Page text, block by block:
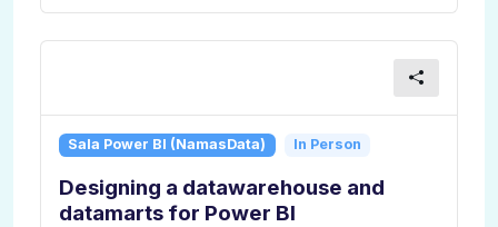
Sala Power BI (NamasData) In Person
Designing a datawarehouse and
datamarts for Power BI